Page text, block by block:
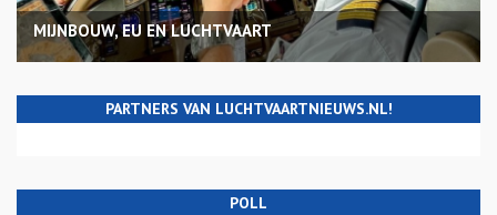
MIJNBOUW, EU EN LUCHTVAART
PARTNERS VAN LUCHTVAARTNIEUWS.NL!
POLL